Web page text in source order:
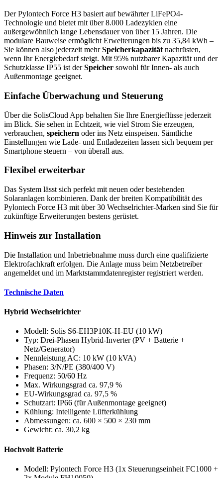
Der Pylontech Force H3 basiert auf bewährter LiFePO4-
Technologie und bietet mit über 8.000 Ladezyklen eine
außergewöhnlich lange Lebensdauer von über 15 Jahren. Die
modulare Bauweise ermöglicht Erweiterungen bis zu 35,84 kWh –
Sie können also jederzeit mehrSpeicherkapazität nachrüsten,
wenn Ihr Energiebedarf steigt. Mit 95% nutzbarer Kapazität und der
Schutzklasse IP55 ist derSpeicher sowohl für Innen- als auch
Außenmontage geeignet.
Einfache Überwachung und Steuerung
Über die SolisCloud App behalten Sie Ihre Energieflüsse jederzeit
im Blick. Sie sehen in Echtzeit, wie viel Strom Sie erzeugen,
verbrauchen, speichern oder ins Netz einspeisen. Sämtliche
Einstellungen wie Lade- und Entladezeiten lassen sich bequem per
Smartphone steuern – von überall aus.
Flexibel erweiterbar
Das System lässt sich perfekt mit neuen oder bestehenden
Solaranlagen kombinieren. Dank der breiten Kompatibilität des
Pylontech Force H3 mit über 30 Wechselrichter-Marken sind Sie für
zukünftige Erweiterungen bestens gerüstet.
Hinweis zur Installation
Die Installation und Inbetriebnahme muss durch eine qualifizierte
Elektrofachkraft erfolgen. Die Anlage muss beim Netzbetreiber
angemeldet und im Marktstammdatenregister registriert werden.
Technische Daten
Hybrid Wechselrichter
Modell: Solis S6-EH3P10K-H-EU (10 kW)
Typ: Drei-Phasen Hybrid-Inverter (PV + Batterie +
Netz/Generator)
Nennleistung AC: 10 kW (10 kVA)
Phasen: 3/N/PE (380/400 V)
Frequenz: 50/60 Hz
Max. Wirkungsgrad ca. 97,9 %
EU-Wirkungsgrad ca. 97,5 %
Schutzart: IP66 (für Außenmontage geeignet)
Kühlung: Intelligente Lüfterkühlung
Abmessungen: ca. 600 × 500 × 230 mm
Gewicht: ca. 30,2 kg
Hochvolt Batterie
Modell: Pylontech Force H3 (1x Steuerungseinheit FC1000 +